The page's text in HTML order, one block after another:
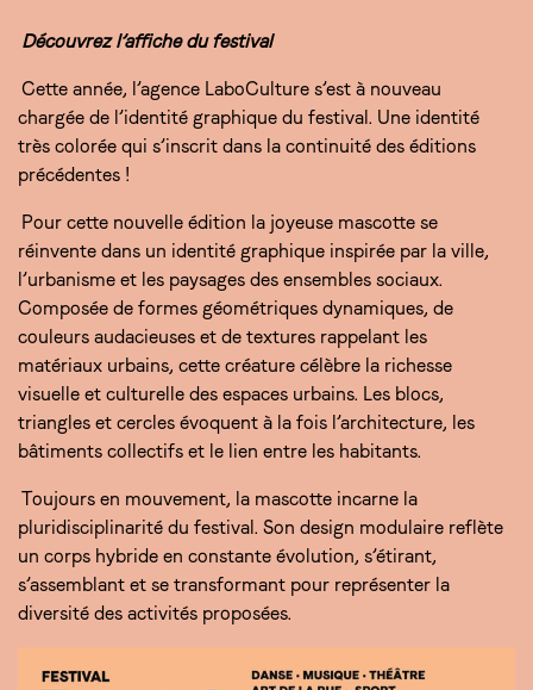
Découvrez l’affiche du festival
Cette année, l’agence LaboCulture s’est à nouveau
chargée de l’identité graphique du festival. Une identité
très colorée qui s’inscrit dans la continuité des éditions
précédentes !
Pour cette nouvelle édition la joyeuse mascotte se
réinvente dans un identité graphique inspirée par la ville,
l’urbanisme et les paysages des ensembles sociaux.
Composée de formes géométriques dynamiques, de
couleurs audacieuses et de textures rappelant les
matériaux urbains, cette créature célèbre la richesse
visuelle et culturelle des espaces urbains. Les blocs,
triangles et cercles évoquent à la fois l’architecture, les
bâtiments collectifs et le lien entre les habitants.
Toujours en mouvement, la mascotte incarne la
pluridisciplinarité du festival. Son design modulaire reflète
un corps hybride en constante évolution, s’étirant,
s’assemblant et se transformant pour représenter la
diversité des activités proposées.